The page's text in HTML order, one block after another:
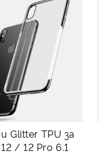
Glitter TPU за
/ 12 Pro 6.1